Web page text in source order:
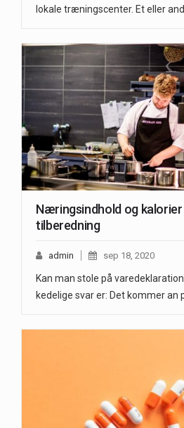
lokale træningscenter. Et eller
Næringsindhold og
tilberedning
admin sep 18, 2020
Kan man stole på
kedelige svar er: Det kommer an